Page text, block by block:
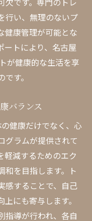
行い、無理のないプ
健康管理が可能とな
ートにより、名古屋
が健康的な生活を享
す。
バランス
健康だけでなく、心
グラムが提供されて
軽減するためのエク
和を目指します。ト
感することで、自己
にも寄与します。
指導が行われ、各自